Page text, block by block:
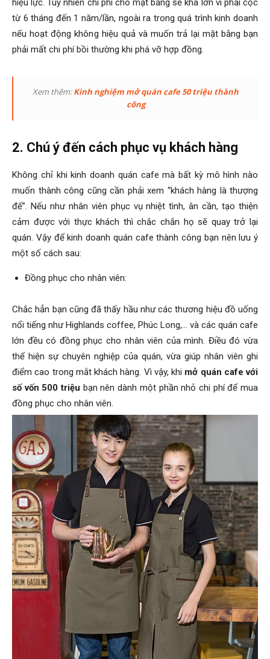
từ 6 tháng đến 1 năm/lần, ngoài ra trong quá trình kinh doanh
nếu hoạt động không hiệu quả và muốn trả lại mặt bằng bạn
phải mất chi phí bồi thường khi phá vỡ hợp đồng.
Xem thêm:Kinh nghiệm mở quán cafe 50 triệu thành
công
2. Chú ý đến cách phục vụ khách hàng
Không chỉ khi kinh doanh quán cafe mà bất kỳ mô hình nào
muốn thành công cũng cần phải xem “khách hàng là thượng
đế”. Nếu như nhân viên phục vụ nhiệt tình, ân cần, tạo thiện
cảm được với thực khách thì chắc chắn họ sẽ quay trở lại
quán. Vậy để kinh doanh quán cafe thành công bạn nên lưu ý
một số cách sau:
Đồng phục cho nhân viên:
Chắc hẳn bạn cũng đã thấy hầu như các thương hiệu đồ uống
nổi tiếng như Highlands coffee, Phúc Long,… và các quán cafe
lớn đều có đồng phục cho nhân viên của mình. Điều đó vừa
thể hiện sự chuyên nghiệp của quán, vừa giúp nhân viên ghi
điểm cao trong mắt khách hàng. Vì vậy, khi mở quán cafe với
số vốn 500 triệu bạn nên dành một phần nhỏ chi phí để mua
đồng phục cho nhân viên.